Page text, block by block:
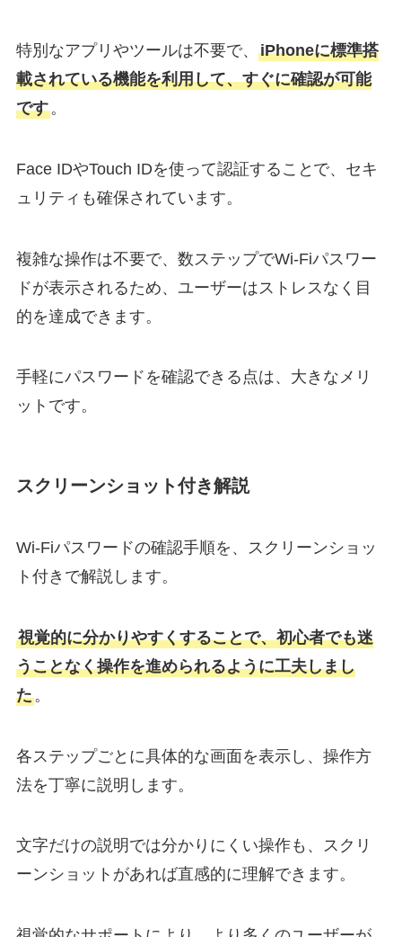
特別なアプリやツールは不要で、 iPhoneに標準搭
載されている機能を利用して、すぐに確認が可能
です。
Face IDやTouch IDを使って認証することで、セキ
ュリティも確保されています。
複雑な操作は不要で、数ステップでWi-Fiパスワー
ドが表示されるため、ユーザーはストレスなく目
的を達成できます。
手軽にパスワードを確認できる点は、大きなメリ
ットです。
スクリーンショット付き解説
Wi-Fiパスワードの確認手順を、スクリーンショッ
ト付きで解説します。
視覚的に分かりやすくすることで、初心者でも迷
うことなく操作を進められるように工夫しまし
た。
各ステップごとに具体的な画面を表示し、操作方
法を丁寧に説明します。
文字だけの説明では分かりにくい操作も、スクリ
ーンショットがあれば直感的に理解できます。